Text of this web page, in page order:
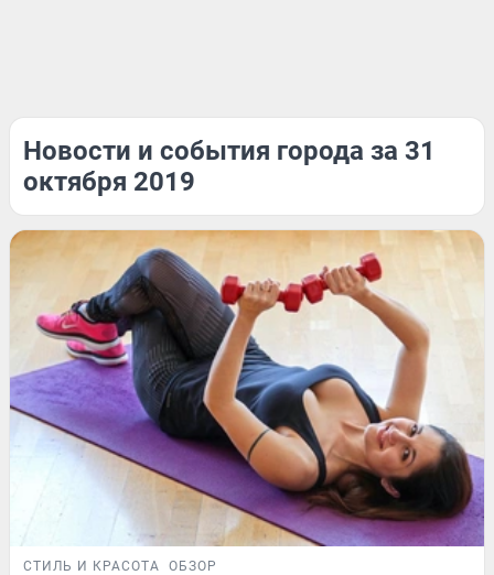
Новости и события города за 31
октября 2019
СТИЛЬ И КРАСОТА ОБЗОР